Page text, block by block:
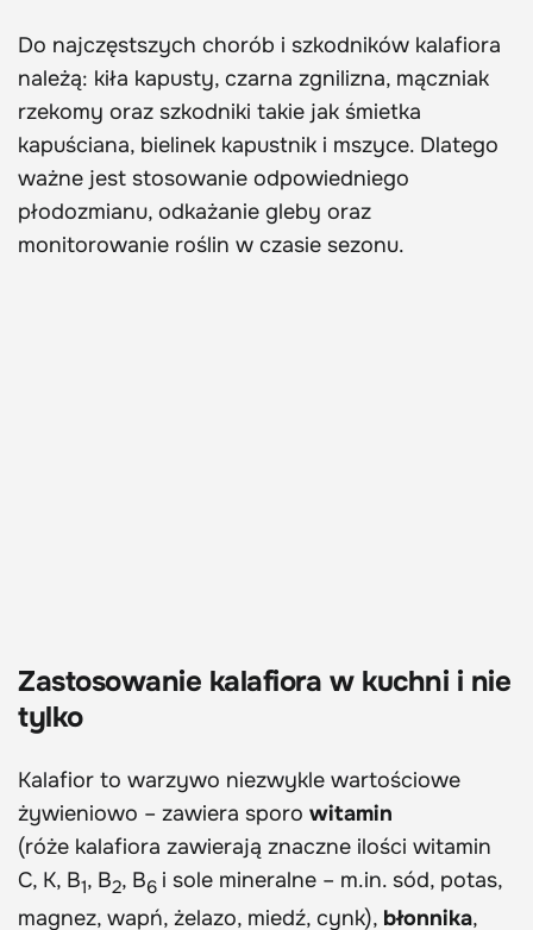
Do najczęstszych chorób i szkodników kalafiora
należą: kiła kapusty, czarna zgnilizna, mączniak
rzekomy oraz szkodniki takie jak śmietka
kapuściana, bielinek kapustnik i mszyce. Dlatego
ważne jest stosowanie odpowiedniego
płodozmianu, odkażanie gleby oraz
monitorowanie roślin w czasie sezonu.
Zastosowanie kalafiora w kuchni i nie
tylko
Kalafior to warzywo niezwykle wartościowe
żywieniowo – zawiera sporo witamin
(róże kalafiora zawierają znaczne ilości witamin
C, K, B1, B2, B6 i sole mineralne – m.in. sód, potas,
magnez, wapń, żelazo, miedź, cynk), błonnika,